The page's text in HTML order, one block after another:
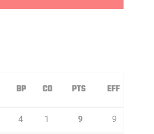
BP CO PTS EFF
4 1 9 9